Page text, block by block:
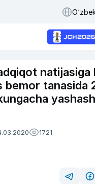
natijasiga
bemor tanasida
1721